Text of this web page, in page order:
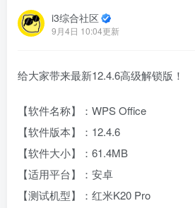
i3综合社区
9月4日 10:04更新
给大家带来最新12.4.6高级解锁版！
【软件名称】：WPS Office
【软件版本】：12.4.6
【软件大小】：61.4MB
【适用平台】：安卓
【测试机型】：红米K20 Pro